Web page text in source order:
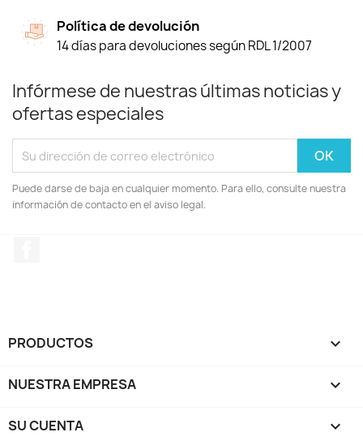
Política de devolución
14 días para devoluciones según RDL 1/2007
Infórmese de nuestras últimas noticias y
ofertas especiales
Puede darse de baja en cualquier momento. Para ello, consulte nuestra
información de contacto en el aviso legal.
PRODUCTOS 
NUESTRA EMPRESA 
SU CUENTA 